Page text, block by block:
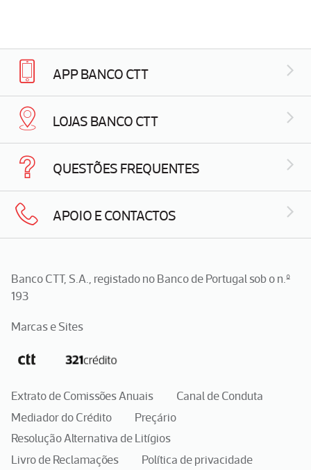
APP BANCO CTT
LOJAS BANCO CTT
QUESTÕES FREQUENTES
APOIO E CONTACTOS
Banco CTT, S.A., registado no Banco de Portugal sob o n.º
193
Marcas e Sites
Extrato de Comissões Anuais
Canal de Conduta
Mediador do Crédito
Preçário
Resolução Alternativa de Litígios
Livro de Reclamações
Política de privacidade